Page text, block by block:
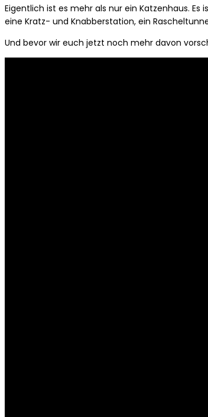
Eigentlich ist es mehr als nur ein Katzenhaus.
eine Kratz- und Knabberstation, ein
Und bevor wir euch jetzt noch mehr davon